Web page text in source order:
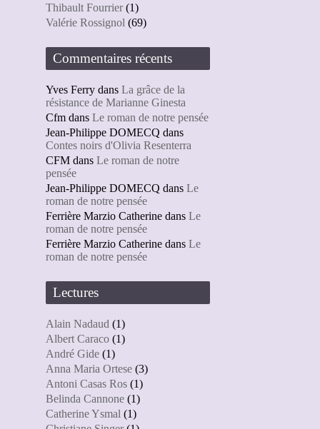
Thibault Fourrier(1)
Valérie Rossignol (69)
Commentaires récents
Yves Ferry dans La grâce de la
résistance de Marianne Ginesta
Cfm dans Le roman de notre pensée
Jean-Philippe DOMECQ dans
Contes noirs d'Olivia Resenterra
CFM dans Le roman de notre
pensée
Jean-Philippe DOMECQ dans Le
roman de notre pensée
Ferrière Marzio Catherine dans Le
roman de notre pensée
Ferrière Marzio Catherine dans Le
roman de notre pensée
Lectures
Alain Nadaud (1)
Albert Caraco (1)
André Gide (1)
Anna Maria Ortese (3)
Antoni Casas Ros (1)
Belinda Cannone (1)
Catherine Ysmal (1)